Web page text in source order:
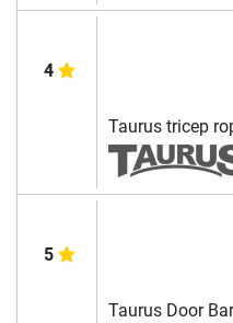
4
Taurus tricep
5
Taurus Door